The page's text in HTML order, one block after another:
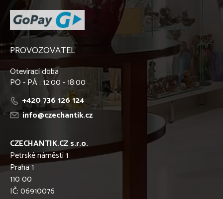
PROVOZOVATEL
Otevírací doba
PO - PÁ : 12:00 - 18:00
+420 736 126 124
info@czechantik.cz
CZECHANTIK.CZ s.r.o.
Petrské náměstí 1
Praha 1
110 00
IČ: 06910076